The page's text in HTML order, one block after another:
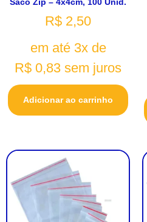
R$ 2,50
em até 3x de
R$ 0,83 sem juros
Adicionar ao carrinho